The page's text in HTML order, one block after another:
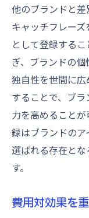
他のブランドと差
キャッチフレー
として登録する
ぎ、ブランドの
独自性を世間に
することで、ブ
力を高めること
録はブランドの
選ばれる存在と
す。
費用対効果を